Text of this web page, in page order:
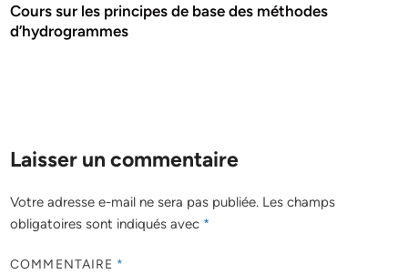
Cours sur les principes de base des méthodes
d’hydrogrammes
Laisser un commentaire
Votre adresse e-mail ne sera pas publiée. Les champs
obligatoires sont indiqués avec *
COMMENTAIRE *